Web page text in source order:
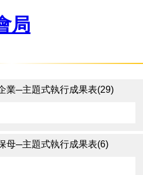
局
業─主題式執行成果表(29)
母─主題式執行成果表(6)